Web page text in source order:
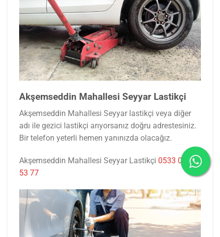
Akşemseddin Mahallesi Seyyar Lastikçi
Akşemseddin Mahallesi Seyyar lastikçi veya diğer
adı ile gezici lastikçi arıyorsanız doğru adrestesiniz.
Bir telefon yeterli hemen yanınızda olacağız.
Akşemseddin Mahallesi Seyyar Lastikçi 0533 047
53 77